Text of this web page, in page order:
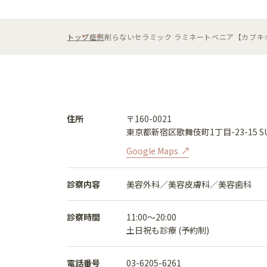
トップ症例削らないセラミック ラミネートベニア【カブキ
住所
〒160-0021
東京都新宿区歌舞伎町1丁目-23-15
Google Maps
診察内容 美容外科／美容皮膚科／美容歯科
診察時間
11:00〜20:00
土日祝も診療 (予約制)
電話番号
03-6205-6261